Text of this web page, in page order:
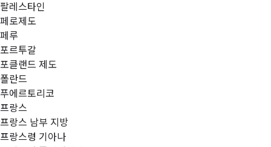
팔레스타인
페로제도
페루
포르투갈
포클랜드 제도
폴란드
푸에르토리코
프랑스
프랑스 남부 지방
프랑스령 기아나